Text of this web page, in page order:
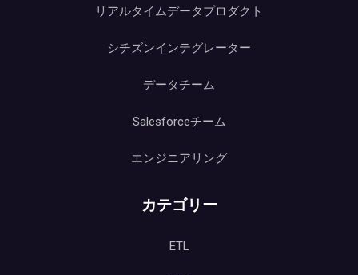
リアルタイムデータプロダクト
シチズンインテグレーター
データチーム
Salesforceチーム
エンジニアリング
カテゴリー
ETL